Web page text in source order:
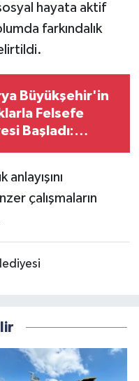
hayata aktif
farkındalık
Büyükşehir'in
Felsefe
Başladı:
çalışmaların